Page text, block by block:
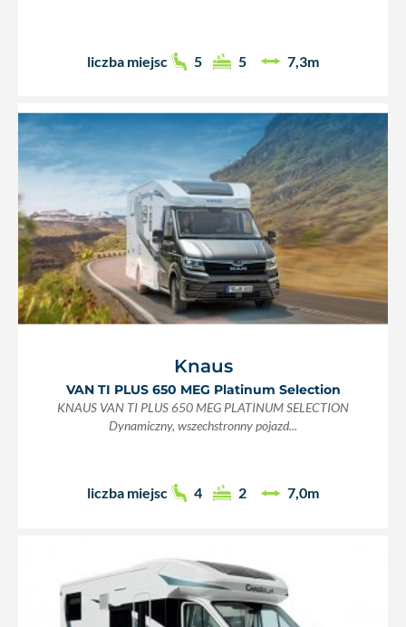
liczba miejsc 5 5 7,3m
Knaus
VAN TI PLUS 650 MEG Platinum Selection
KNAUS VAN TI PLUS 650 MEG PLATINUM SELECTION
Dynamiczny, wszechstronny pojazd...
liczba miejsc 4 2 7,0m